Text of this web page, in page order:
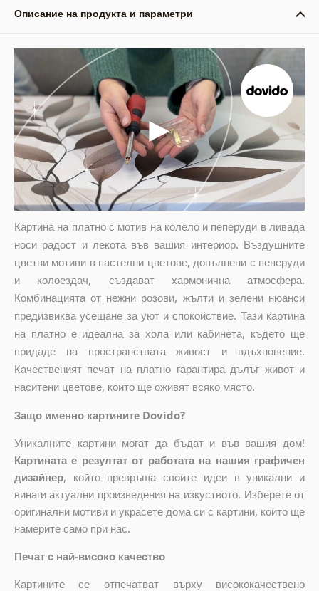
Описание на продукта и параметри
Картина на платно с мотив на колело и пеперуди в ливада
носи радост и лекота във вашия интериор. Въздушните
цветни мотиви в пастелни цветове, допълнени с пеперуди
и колоездач, създават хармонична атмосфера.
Комбинацията от нежни розови, жълти и зелени нюанси
предизвиква усещане за уют и спокойствие. Тази картина
на платно е идеална за хола или кабинета, където ще
придаде на пространствата живост и вдъхновение.
Качественият печат на платно гарантира дълъг живот и
наситени цветове, които ще оживят всяко място.
Защо именно картините Dovido?
Уникалните картини могат да бъдат и във вашия дом!
Картината е резултат от работата на нашия графичен
дизайнер, койтопревръща своите идеи в уникални и
винаги актуални произведения на изкуството. Изберете от
оригинални мотиви и украсете дома си с картини, които ще
намерите само при нас.
Печат с най-високо качество
Картините се отпечатват върху висококачествено